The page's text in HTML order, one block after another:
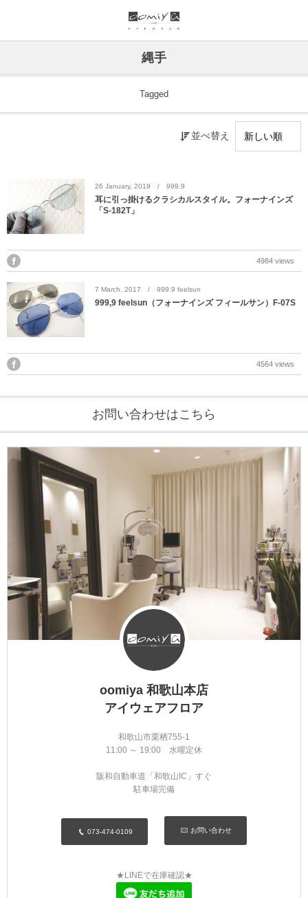
縄手
Tagged
並べ替え
26 January, 2019 999.9
耳に引っ掛けるクラシカルスタイル。フォーナインズ
「S-182T」
4984 views
7 March 2017 999.9 feelsun
999,9 feelsun（フォーナインズ フィールサン）F-07S
4564 views
お問い合わせはこちら
oomiya 和歌山本店
アイウェアフロア
和歌山市栗栖755-1
11:00 ～ 19:00 水曜定休
阪和自動車道「和歌山IC」すぐ
駐車場完備
073-474-0109 お問い合わせ
★LINEで在庫確認★
999.9
999.9 feelsun
chrome hearts
CHANEL
DIFFUSER
DITA
EYEVAN
Eyevol
E5 eyevan
JACQUES MARIE MAGE
LINDBERG
ウオッチサイト
アイウェアサイト